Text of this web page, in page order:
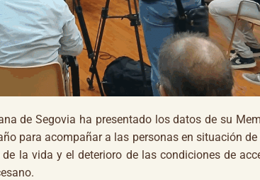
de Segovia ha presentado los datos de su
para acompañar a las personas en situación
la vida y el deterioro de las condiciones de